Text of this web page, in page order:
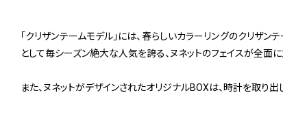
「クリザンテームモデル」には、春らしいカラーリングのクリザ
として毎シーズン絶大な人気を誇る、ヌネットのフェイスが全面
また、ヌネットがデザインされたオリジナルBOXは、時計を取り